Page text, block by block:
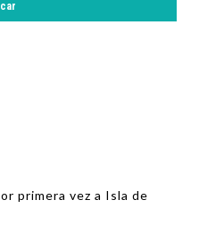
primera vez a Isla de